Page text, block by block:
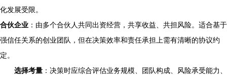
化发展受限。
合伙企业 ：由多个合伙人共同出资经营，共享收益、共担风险。适合基于
强信任关系的创业团队，但在决策效率和责任承担上需有清晰的协议约
定。
选择考量 ：决策时应综合评估业务规模、团队构成、风险承受能力、